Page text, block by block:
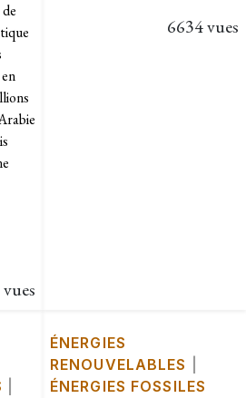
6634 vues
ÉNERGIES
RENOUVELABLES
ÉNERGIES FOSSILES